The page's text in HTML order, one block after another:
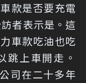
款是否要充電
者表示是。這
車款吃油也吃
跳上車開走。
司在二十多年